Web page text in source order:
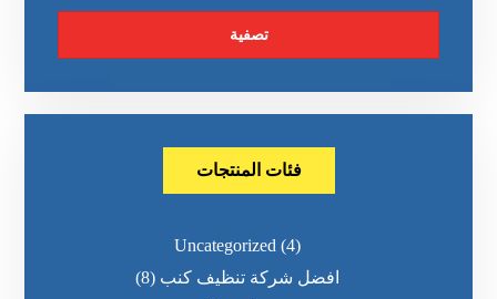
تصفية
فئات المنتجات
Uncategorized (4)
افضل شركة تنظيف كنب (8)